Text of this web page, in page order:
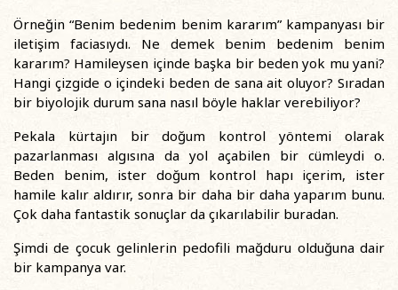
Örneğin “Benim bedenim benim kararım” kampanyası bir
iletişim faciasıydı. Ne demek benim bedenim benim
kararım? Hamileysen içinde başka bir beden yok mu yani?
Hangi çizgide o içindeki beden de sana ait oluyor? Sıradan
bir biyolojik durum sana nasıl böyle haklar verebiliyor?
Pekala kürtajın bir doğum kontrol yöntemi olarak
pazarlanması algısına da yol açabilen bir cümleydi o.
Beden benim, ister doğum kontrol hapı içerim, ister
hamile kalır aldırır, sonra bir daha bir daha yaparım bunu.
Çok daha fantastik sonuçlar da çıkarılabilir buradan.
Şimdi de çocuk gelinlerin pedofili mağduru olduğuna dair
bir kampanya var.